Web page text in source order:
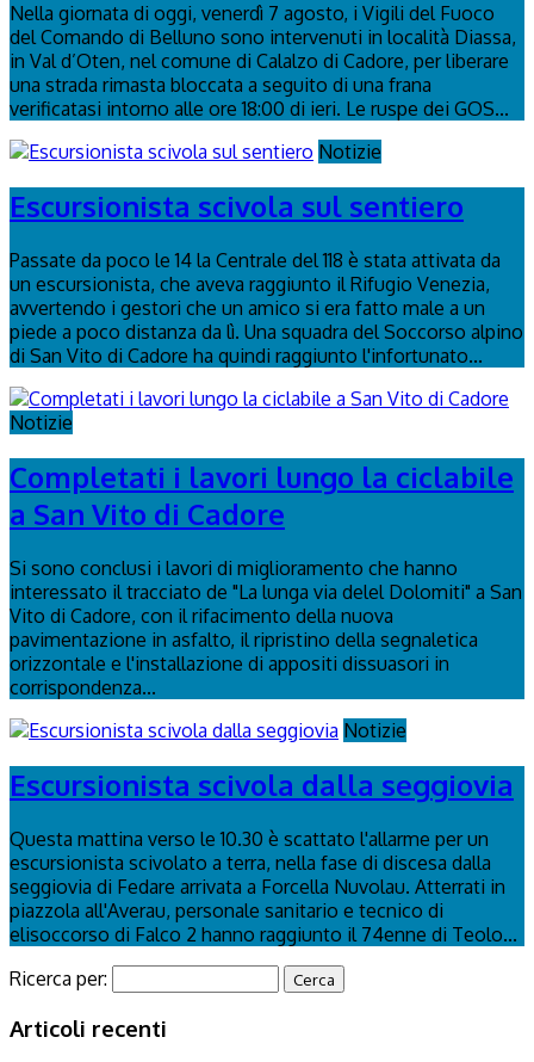
Nella giornata di oggi, venerdì 7 agosto, i Vigili del Fuoco
del Comando di Belluno sono intervenuti in località Diassa,
in Val d’Oten, nel comune di Calalzo di Cadore, per liberare
una strada rimasta bloccata a seguito di una frana
verificatasi intorno alle ore 18:00 di ieri. Le ruspe dei GOS...
Notizie
Escursionista scivola sul sentiero
Passate da poco le 14 la Centrale del 118 è stata attivata da
un escursionista, che aveva raggiunto il Rifugio Venezia,
avvertendo i gestori che un amico si era fatto male a un
piede a poco distanza da lì. Una squadra del Soccorso alpino
di San Vito di Cadore ha quindi raggiunto l'infortunato...
Notizie
Completati i lavori lungo la ciclabile
a San Vito di Cadore
Si sono conclusi i lavori di miglioramento che hanno
interessato il tracciato de "La lunga via delel Dolomiti" a San
Vito di Cadore, con il rifacimento della nuova
pavimentazione in asfalto, il ripristino della segnaletica
orizzontale e l'installazione di appositi dissuasori in
corrispondenza...
Notizie
Escursionista scivola dalla seggiovia
Questa mattina verso le 10.30 è scattato l'allarme per un
escursionista scivolato a terra, nella fase di discesa dalla
seggiovia di Fedare arrivata a Forcella Nuvolau. Atterrati in
piazzola all'Averau, personale sanitario e tecnico di
elisoccorso di Falco 2 hanno raggiunto il 74enne di Teolo...
Ricerca per:
Articoli recenti